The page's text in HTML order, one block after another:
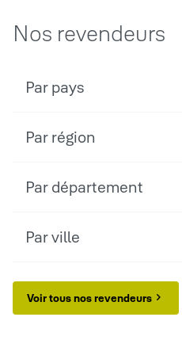
Nos revendeurs
Par pays
Par région
Par département
Par ville
Voir tous nos revendeurs